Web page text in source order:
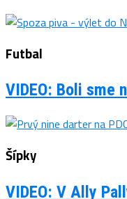
Futbal
VIDEO: Boli sme
Šípky
VIDEO: V Ally